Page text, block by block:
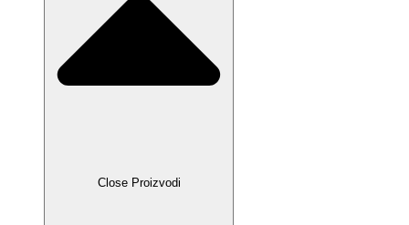
Close Proizvodi